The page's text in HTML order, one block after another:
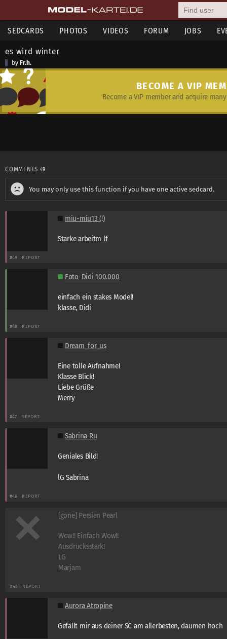
SEDCARDS PHOTOS VIDEOS FORUM JOBS
es wird winter
by Fr.h.
BECOME A VIP
Become a VIP member and acquire
COMMENTS 49
You may only use this function if you have one active sedcard.
miu-miu13 (!)
Starke arbeitm lf
#49 REPORT
Foto-Didi 100.000
einfach ein stakes Model!
klasse, Didi
#48 REPORT
Dream_for_us
Eine tolle Aufnahme!
Klasse Blick!
Liebe Grüße
Merry
#47 REPORT
Sabrina Ru
Geniales Bild!
lG Sabrina
#46 REPORT
[gone] Persian Pearl
Wow!! Einfach Wow!!
Ausdrucksstark!
LG
Marjam
#45 REPORT
Aurora Atropine
Gefällt mir aus deiner SC am allerbesten, daumen hoch